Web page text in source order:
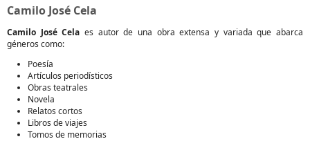
Camilo José Cela
Camilo José Cela es autor de una obra extensa y variada que abarca
géneros como:
Poesía
Artículos periodísticos
Obras teatrales
Novela
Relatos cortos
Libros de viajes
Tomos de memorias